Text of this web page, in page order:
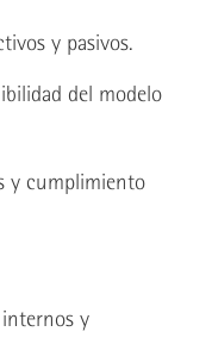
y pasivos.
del modelo
y cumplimiento
internos y